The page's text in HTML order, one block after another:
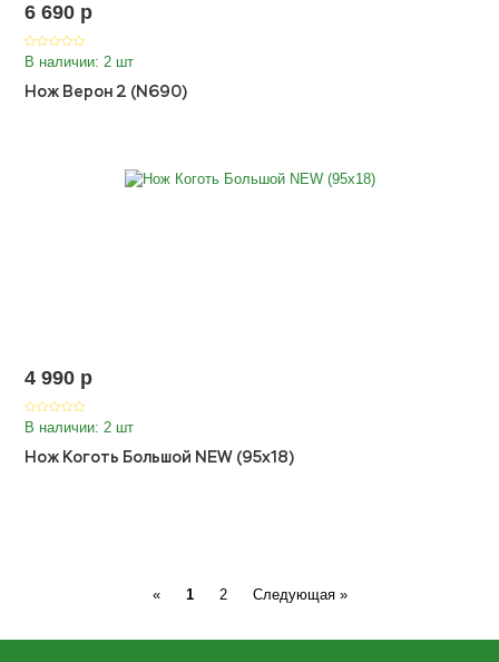
6 690 p
В наличии: 2 шт
Нож Верон 2 (N690)
4 990 p
В наличии: 2 шт
Нож Коготь Большой NEW (95х18)
«Previous
1 2 Следующая »Next